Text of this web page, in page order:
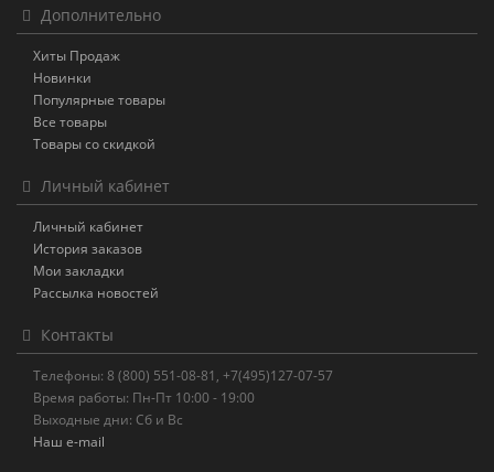
Дополнительно
Хиты Продаж
Новинки
Популярные товары
Все товары
Товары со скидкой
Личный кабинет
Личный кабинет
История заказов
Мои закладки
Рассылка новостей
Контакты
Телефоны: 8 (800) 551-08-81, +7(495)127-07-57
Время работы: Пн-Пт 10:00 - 19:00
Выходные дни: Сб и Вс
Наш e-mail